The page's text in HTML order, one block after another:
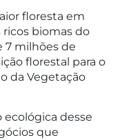
floresta em
ricos biomas do
7 milhões de
florestal para o
da Vegetação
ecológica desse
que